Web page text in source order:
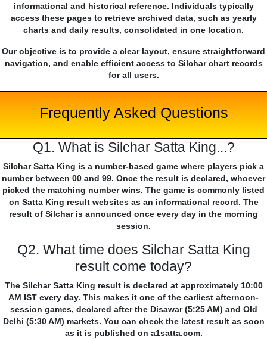
informational and historical reference. Individuals typically
access these pages to retrieve archived data, such as yearly
charts and daily results, consolidated in one location.
Our objective is to provide a clear layout, ensure straightforward
navigation, and enable efficient access to Silchar chart records
for all users.
Frequently Asked Questions
Q1. What is Silchar Satta King...?
Silchar Satta King is a number-based game where players pick a
number between 00 and 99. Once the result is declared, whoever
picked the matching number wins. The game is commonly listed
on Satta King result websites as an informational record. The
result of Silchar is announced once every day in the morning
session.
Q2. What time does Silchar Satta King
result come today?
The Silchar Satta King result is declared at approximately 10:00
AM IST every day. This makes it one of the earliest afternoon-
session games, declared after the Disawar (5:25 AM) and Old
Delhi (5:30 AM) markets. You can check the latest result as soon
as it is published on a1satta.com.